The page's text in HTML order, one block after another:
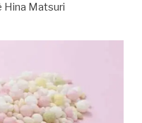
Hina Matsuri